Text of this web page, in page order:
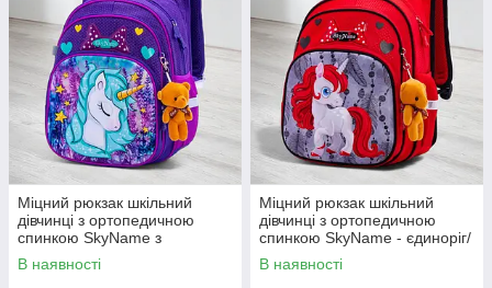
Міцний рюкзак шкільний
дівчинці з ортопедичною
спинкою SkyName з
конячкою/ Водонепроникний
портфель для школи 1-4 клас
В наявності
Міцний рюкзак шкільний
дівчинці з ортопедичною
спинкою SkyName - єдиноріг/
Водонепроникний червоний
портфель для школи 1-4 клас
В наявності